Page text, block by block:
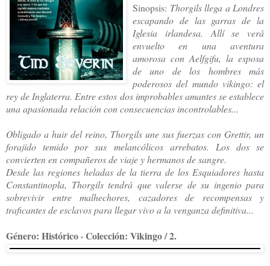
Sinopsis: Thorgils llega a Londres
escapando de las garras de la
Iglesia irlandesa. Allí se verá
envuelto en una aventura
amorosa con Aelfgifu, la esposa
de uno de los hombres más
poderosos del mundo vikingo: el
rey de Inglaterra. Entre estos dos improbables amantes se establece
una apasionada relación con consecuencias incontrolables...
Obligado a huir del reino, Thorgils une sus fuerzas con Grettir, un
forajido temido por sus melancólicos arrebatos. Los dos se
convierten en compañeros de viaje y hermanos de sangre.
Desde las regiones heladas de la tierra de los Esquiadores hasta
Constantinopla, Thorgils tendrá que valerse de su ingenio para
sobrevivir entre malhechores, cazadores de recompensas y
traficantes de esclavos para llegar vivo a la venganza definitiva...
Género: Histórico · Colección: Vikingo / 2.